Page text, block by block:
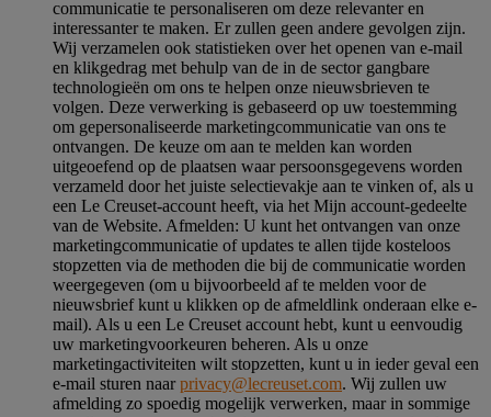
communicatie te personaliseren om deze relevanter en
interessanter te maken. Er zullen geen andere gevolgen zijn.
Wij verzamelen ook statistieken over het openen van e-mail
en klikgedrag met behulp van de in de sector gangbare
technologieën om ons te helpen onze nieuwsbrieven te
volgen. Deze verwerking is gebaseerd op uw toestemming
om gepersonaliseerde marketingcommunicatie van ons te
ontvangen. De keuze om aan te melden kan worden
uitgeoefend op de plaatsen waar persoonsgegevens worden
verzameld door het juiste selectievakje aan te vinken of, als u
een Le Creuset-account heeft, via het Mijn account-gedeelte
van de Website. Afmelden: U kunt het ontvangen van onze
marketingcommunicatie of updates te allen tijde kosteloos
stopzetten via de methoden die bij de communicatie worden
weergegeven (om u bijvoorbeeld af te melden voor de
nieuwsbrief kunt u klikken op de afmeldlink onderaan elke e-
mail). Als u een Le Creuset account hebt, kunt u eenvoudig
uw marketingvoorkeuren beheren. Als u onze
marketingactiviteiten wilt stopzetten, kunt u in ieder geval een
e-mail sturen naarprivacy@lecreuset.com. Wij zullen uw
afmelding zo spoedig mogelijk verwerken, maar in sommige